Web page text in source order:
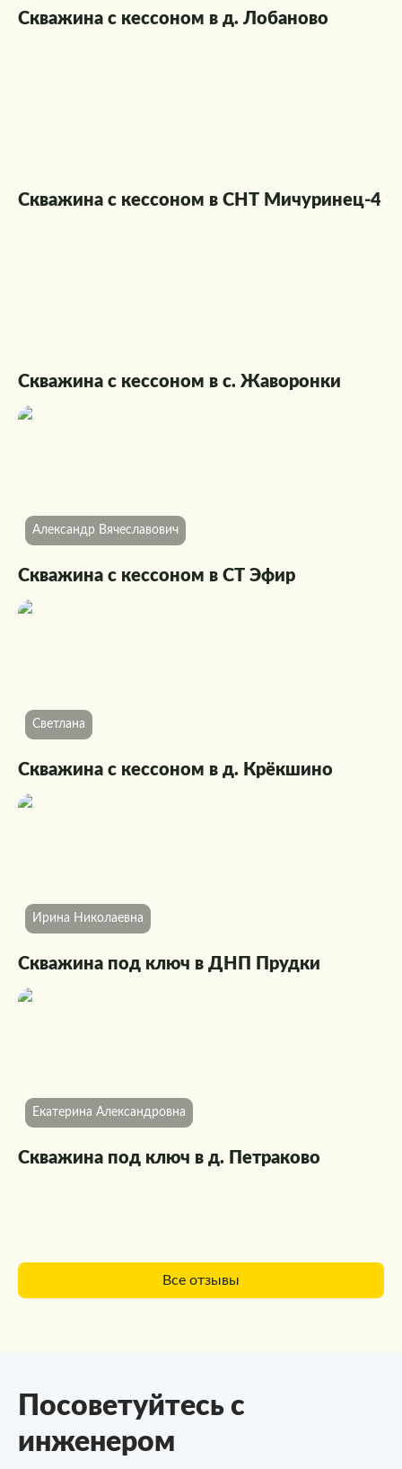
Скважина с кессоном в д. Лобаново
Скважина с кессоном в СНТ Мичуринец-4
Скважина с кессоном в с. Жаворонки
Александр Вячеславович
Скважина с кессоном в СТ Эфир
Светлана
Скважина с кессоном в д. Крёкшино
Ирина Николаевна
Скважина под ключ в ДНП Прудки
Екатерина Александровна
Скважина под ключ в д. Петраково
Все отзывы
Посоветуйтесь с
инженером